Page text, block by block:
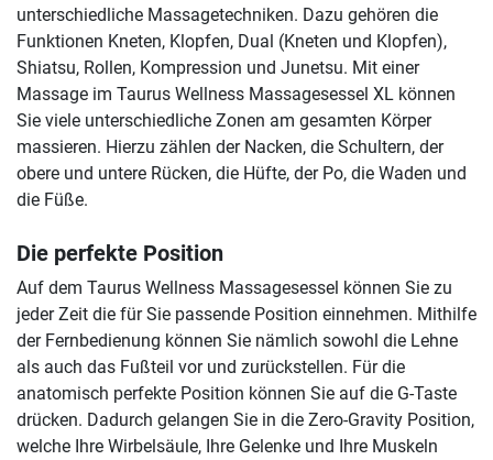
unterschiedliche Massagetechniken. Dazu gehören die
Funktionen Kneten, Klopfen, Dual (Kneten und Klopfen),
Shiatsu, Rollen, Kompression und Junetsu. Mit einer
Massage im Taurus Wellness Massagesessel XL können
Sie viele unterschiedliche Zonen am gesamten Körper
massieren. Hierzu zählen der Nacken, die Schultern, der
obere und untere Rücken, die Hüfte, der Po, die Waden und
die Füße.
Die perfekte Position
Auf dem Taurus Wellness Massagesessel können Sie zu
jeder Zeit die für Sie passende Position einnehmen. Mithilfe
der Fernbedienung können Sie nämlich sowohl die Lehne
als auch das Fußteil vor und zurückstellen. Für die
anatomisch perfekte Position können Sie auf die G-Taste
drücken. Dadurch gelangen Sie in die Zero-Gravity Position,
welche Ihre Wirbelsäule, Ihre Gelenke und Ihre Muskeln